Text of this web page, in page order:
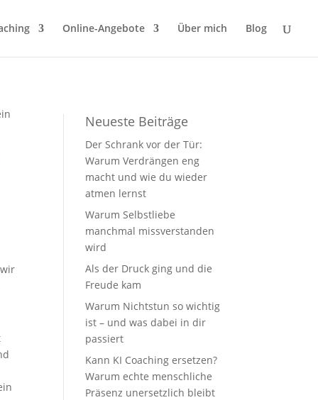
Online-Angebote Über mich Blog
Neueste Beiträge
Der Schrank vor der Tür:
Warum Verdrängen eng
macht und wie du wieder
atmen lernst
Warum Selbstliebe
manchmal missverstanden
wird
Als der Druck ging und die
Freude kam
Warum Nichtstun so wichtig
ist – und was dabei in dir
passiert
Kann KI Coaching ersetzen?
Warum echte menschliche
Präsenz unersetzlich bleibt